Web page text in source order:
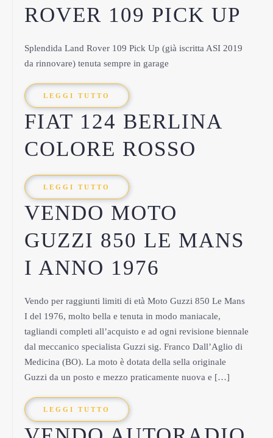
ROVER 109 PICK UP
Splendida Land Rover 109 Pick Up (già iscritta ASI 2019
da rinnovare) tenuta sempre in garage
LEGGI TUTTO
FIAT 124 BERLINA
COLORE ROSSO
LEGGI TUTTO
VENDO MOTO
GUZZI 850 LE MANS
I ANNO 1976
Vendo per raggiunti limiti di età Moto Guzzi 850 Le Mans
I del 1976, molto bella e tenuta in modo maniacale,
tagliandi completi all’acquisto e ad ogni revisione biennale
dal meccanico specialista Guzzi sig. Franco Dall’Aglio di
Medicina (BO). La moto è dotata della sella originale
Guzzi da un posto e mezzo praticamente nuova e […]
LEGGI TUTTO